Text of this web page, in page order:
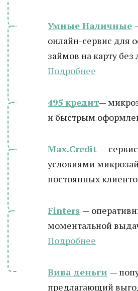
Умные Наличные
онлайн-сервис для
займов на карту
Подробнее
495 кредит—
и быстрым
Max.Credit —
условиями
постоянных
Finters —
моментальной
Подробнее
Вива деньги —
предлагающий